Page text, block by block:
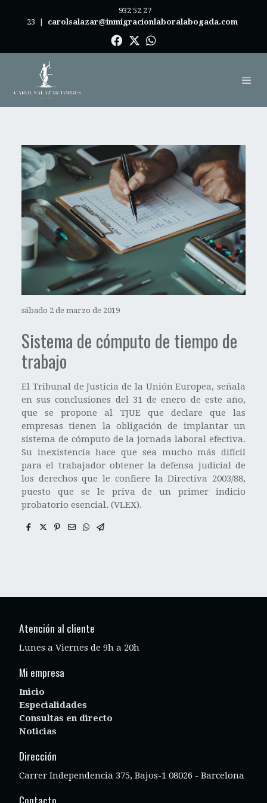
932 52 27
23
carolsalazar@inmigracionlaboralabogada.com
sábado 2 de marzo de 2019
Sistema de cómputo de tiempo de
trabajo
El Tribunal de Justicia de la Unión Europea, señala
en sus conclusiones del 31 de enero de este año,
que se propone al TJUE que declare que las
empresas tienen la obligación de implantar un
sistema de cómputo de la jornada laboral efectiva.
Su inexistencia hace que sea mucho más difícil
para el trabajador obtener la defensa judicial de
los derechos que le confiere la Directiva 2003/88,
puesto que se le priva de un primer indicio
probatorio esencial. (VLEX).
Atención al cliente
Lunes a Viernes de 9h a 20h
Mi empresa
Inicio
Especialidades
Consultas en directo
Noticias
Dirección
Carrer Independencia 375, Bajos-1 08026 - Barcelona
Contacto